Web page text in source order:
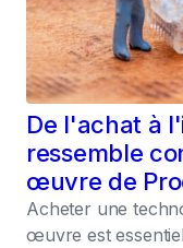
De l'achat à
ressemble
œuvre de
Acheter une
œuvre est